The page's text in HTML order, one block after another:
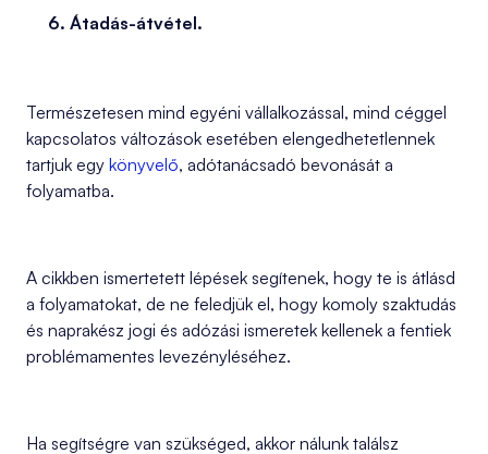
Átadás-átvétel.
Természetesen mind egyéni vállalkozással, mind céggel
kapcsolatos változások esetében elengedhetetlennek
tartjuk egy könyvelő, adótanácsadó bevonását a
folyamatba.
A cikkben ismertetett lépések segítenek, hogy te is átlásd
a folyamatokat, de ne feledjük el, hogy komoly szaktudás
és naprakész jogi és adózási ismeretek kellenek a fentiek
problémamentes levezényléséhez.
Ha segítségre van szükséged, akkor nálunk találsz